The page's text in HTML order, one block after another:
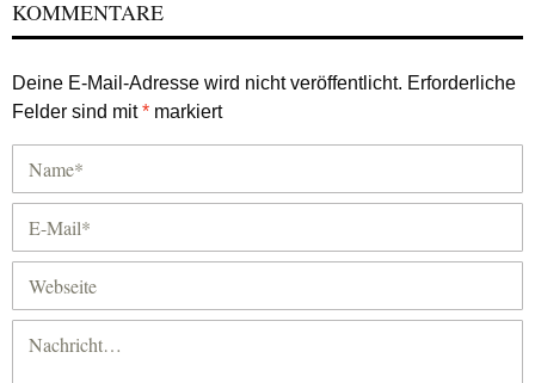
KOMMENTARE
Deine E-Mail-Adresse wird nicht veröffentlicht. Erforderliche
Felder sind mit* markiert